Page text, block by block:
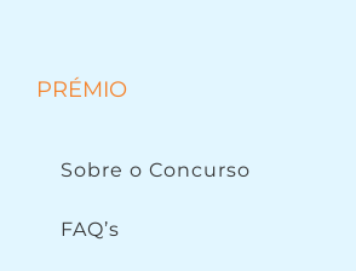
PRÉMIO
Sobre o Concurso
FAQ’s